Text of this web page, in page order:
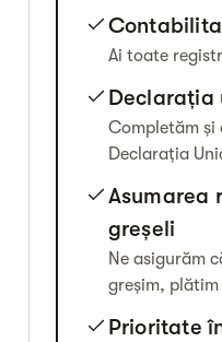
Ai toate
Declarația
Completăm și
Declarația
Asumarea
greșeli
Ne asigurăm
greșim,
Prioritate